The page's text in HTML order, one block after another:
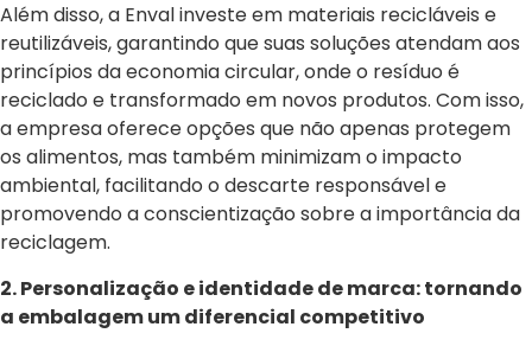
Além disso, a Enval investe em materiais recicláveis e
reutilizáveis, garantindo que suas soluções atendam aos
princípios da economia circular, onde o resíduo é
reciclado e transformado em novos produtos. Com isso,
a empresa oferece opções que não apenas protegem
os alimentos, mas também minimizam o impacto
ambiental, facilitando o descarte responsável e
promovendo a conscientização sobre a importância da
reciclagem.
2. Personalização e identidade de marca: tornando
a embalagem um diferencial competitivo